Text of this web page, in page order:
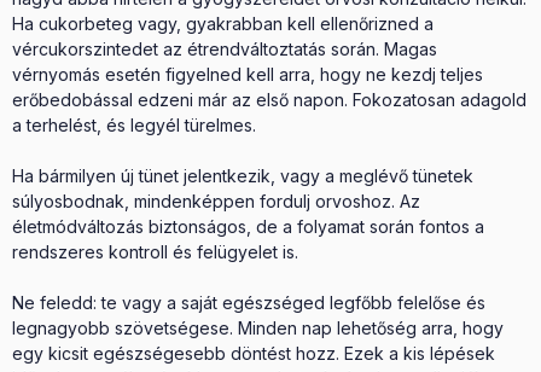
Ha cukorbeteg vagy, gyakrabban kell ellenőrizned a
vércukorszintedet az étrendváltoztatás során. Magas
vérnyomás esetén figyelned kell arra, hogy ne kezdj teljes
erőbedobással edzeni már az első napon. Fokozatosan adagold
a terhelést, és legyél türelmes.
Ha bármilyen új tünet jelentkezik, vagy a meglévő tünetek
súlyosbodnak, mindenképpen fordulj orvoshoz. Az
életmódváltozás biztonságos, de a folyamat során fontos a
rendszeres kontroll és felügyelet is.
Ne feledd: te vagy a saját egészséged legfőbb felelőse és
legnagyobb szövetségese. Minden nap lehetőség arra, hogy
egy kicsit egészségesebb döntést hozz. Ezek a kis lépések